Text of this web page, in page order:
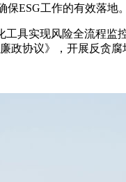
ESG工作的有效落地。
具实现风险全流程
协议》，开展反贪腐